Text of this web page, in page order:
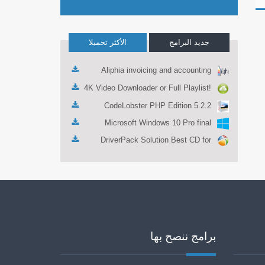
جديد البرامج الأكثر تحميلا
Aliphia invoicing and accounting
management 1.0.1
4K Video Downloader or Full Playlist!
3.4.5.1525
CodeLobster PHP Edition 5.2.2
Microsoft Windows 10 Pro final
DriverPack Solution Best CD for
برامج ننصح بها